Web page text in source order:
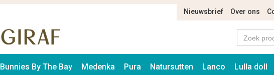
Nieuwsbrief Over ons
Bunnies By The Bay Medenka Pura Natursutten Lanco Lulla doll